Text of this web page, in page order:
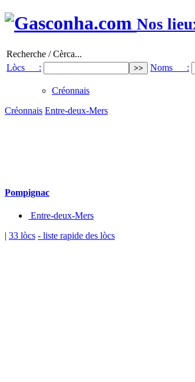
Nos
Recherche / Cèrca...
Lòcs :
Noms :
Créonnais
Créonnais Entre-deux-Mers
Pompignac
Entre-deux-Mers
| 33 lòcs - liste rapide des lòcs